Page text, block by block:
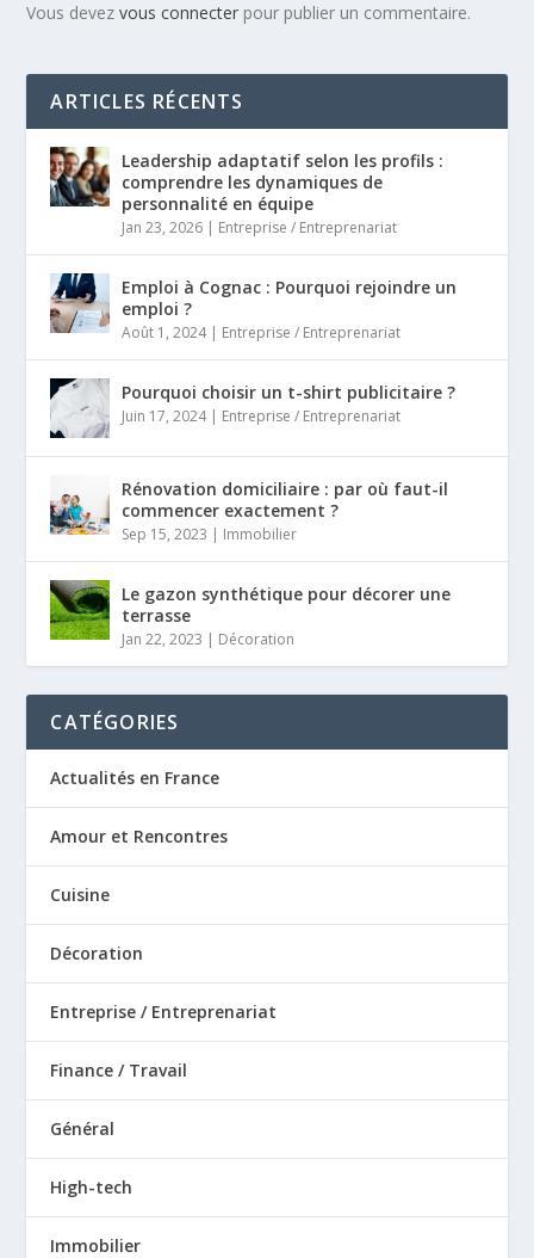
Vous devezvous connecter pour publier un commentaire.
ARTICLES RÉCENTS
Leadership adaptatif selon les profils :
comprendre les dynamiques de
personnalité en équipe
Jan 23, 2026 | Entreprise / Entreprenariat
Emploi à Cognac : Pourquoi rejoindre un
emploi ?
Août 1, 2024| Entreprise / Entreprenariat
Pourquoi choisir un t-shirt publicitaire ?
Juin 17, 2024| Entreprise / Entreprenariat
Rénovation domiciliaire : par où faut-il
commencer exactement ?
Sep 15, 2023 | Immobilier
Le gazon synthétique pour décorer une
terrasse
Jan 22, 2023 | Décoration
CATÉGORIES
Actualités en France
Amour et Rencontres
Cuisine
Décoration
Entreprise / Entreprenariat
Finance / Travail
Général
High-tech
Immobilier